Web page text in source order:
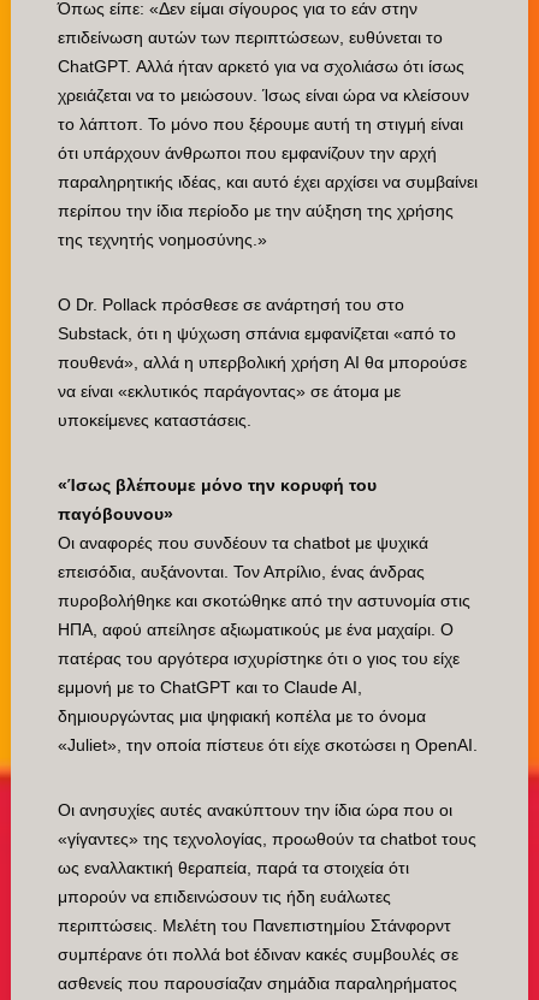
Όπως είπε: «Δεν είμαι σίγουρος για το εάν στην
επιδείνωση αυτών των περιπτώσεων, ευθύνεται το
ChatGPT. Αλλά ήταν αρκετό για να σχολιάσω ότι ίσως
χρειάζεται να το μειώσουν. Ίσως είναι ώρα να κλείσουν
το λάπτοπ. Το μόνο που ξέρουμε αυτή τη στιγμή είναι
ότι υπάρχουν άνθρωποι που εμφανίζουν την αρχή
παραληρητικής ιδέας, και αυτό έχει αρχίσει να συμβαίνει
περίπου την ίδια περίοδο με την αύξηση της χρήσης
της τεχνητής νοημοσύνης.»
Ο Dr. Pollack πρόσθεσε σε ανάρτησή του στο
Substack, ότι η ψύχωση σπάνια εμφανίζεται «από το
πουθενά», αλλά η υπερβολική χρήση AI θα μπορούσε
να είναι «εκλυτικός παράγοντας» σε άτομα με
υποκείμενες καταστάσεις.
«Ίσως βλέπουμε μόνο την κορυφή του
παγόβουνου»
Οι αναφορές που συνδέουν τα chatbot με ψυχικά
επεισόδια, αυξάνονται. Τον Απρίλιο, ένας άνδρας
πυροβολήθηκε και σκοτώθηκε από την αστυνομία στις
ΗΠΑ, αφού απείλησε αξιωματικούς με ένα μαχαίρι. Ο
πατέρας του αργότερα ισχυρίστηκε ότι ο γιος του είχε
εμμονή με το ChatGPT και το Claude AI,
δημιουργώντας μια ψηφιακή κοπέλα με το όνομα
«Juliet», την οποία πίστευε ότι είχε σκοτώσει η OpenAI.
Οι ανησυχίες αυτές ανακύπτουν την ίδια ώρα που οι
«γίγαντες» της τεχνολογίας, προωθούν τα chatbot τους
ως εναλλακτική θεραπεία, παρά τα στοιχεία ότι
μπορούν να επιδεινώσουν τις ήδη ευάλωτες
περιπτώσεις. Μελέτη του Πανεπιστημίου Στάνφορντ
συμπέρανε ότι πολλά bot έδιναν κακές συμβουλές σε
ασθενείς που παρουσίαζαν σημάδια παραληρήματος